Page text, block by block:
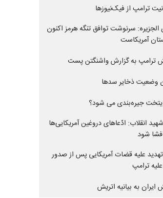
ترامپ از فیک‌نیوزها
الجزیره: سرنوشت توافق تنگه هرمز اکنون
آمریکاست
ترامپ به گزارش واشنگتن پست
وضعیت ذخایر سدها
جیره‌بندی می شود؟
انقلاب: ادّعاهای دروغین آمریکایی‌ها
شود
علیه قضات آمریکایی پس از صدور
ترامپ
ایران به بیانیه اتریش